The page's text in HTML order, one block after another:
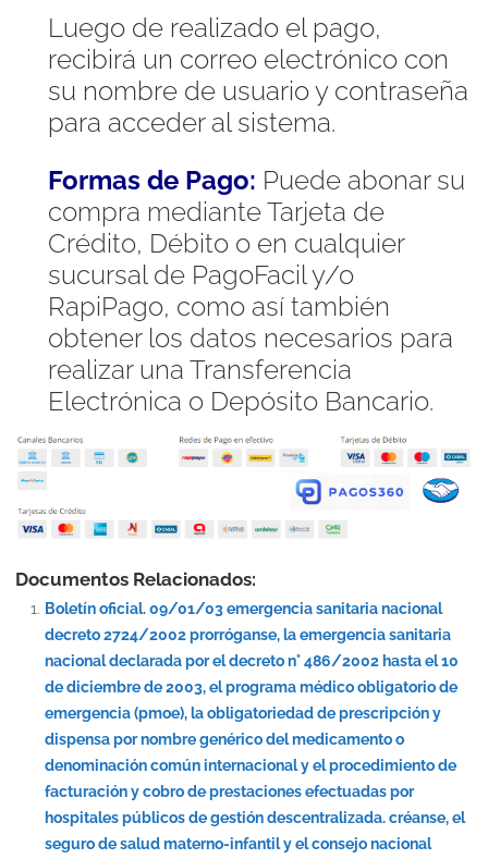
Luego de realizado el pago,
recibirá un correo electrónico con
su nombre de usuario y contraseña
para acceder al sistema.
Formas de Pago: Puede abonar su
compra mediante Tarjeta de
Crédito, Débito o en cualquier
sucursal de PagoFacil y/o
RapiPago, como así también
obtener los datos necesarios para
realizar una Transferencia
Electrónica o Depósito Bancario.
Documentos Relacionados:
Boletín oficial. 09/01/03 emergencia sanitaria nacional
decreto 2724/2002 prorróganse, la emergencia sanitaria
nacional declarada por el decreto n° 486/2002 hasta el 10
de diciembre de 2003, el programa médico obligatorio de
emergencia (pmoe), la obligatoriedad de prescripción y
dispensa por nombre genérico del medicamento o
denominación común internacional y el procedimiento de
facturación y cobro de prestaciones efectuadas por
hospitales públicos de gestión descentralizada. créanse, el
seguro de salud materno-infantil y el consejo nacional